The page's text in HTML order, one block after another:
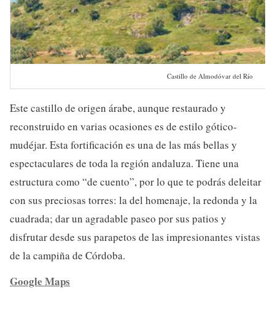
Castillo de Almodóvar del Río
Este castillo de origen árabe, aunque restaurado y
reconstruido en varias ocasiones es de estilo gótico-
mudéjar. Esta fortificación es una de las más bellas y
espectaculares de toda la región andaluza. Tiene una
estructura como “de cuento”, por lo que te podrás deleitar
con sus preciosas torres: la del homenaje, la redonda y la
cuadrada; dar un agradable paseo por sus patios y
disfrutar desde sus parapetos de las impresionantes vistas
de la campiña de Córdoba.
Google Maps